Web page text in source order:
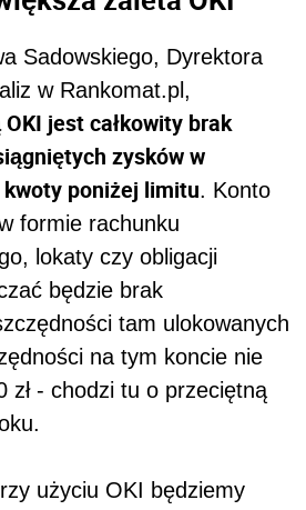
Sadowskiego, Dyrektora
w Rankomat.pl,
jest całkowity brak
zysków w
kwoty poniżej limitu. Konto
formie rachunku
lokaty czy obligacji
będzie brak
tam ulokowanych
na tym koncie nie
zł - chodzi tu o przeciętną
użyciu OKI będziemy